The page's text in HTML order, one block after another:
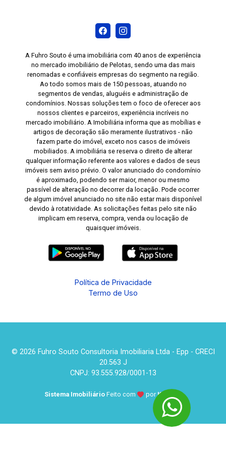
A Fuhro Souto é uma imobiliária com 40 anos de experiência
no mercado imobiliário de Pelotas, sendo uma das mais
renomadas e confiáveis empresas do segmento na região.
Ao todo somos mais de 150 pessoas, atuando no
segmentos de vendas, aluguéis e administração de
condomínios. Nossas soluções tem o foco de oferecer aos
nossos clientes e parceiros, experiência incríveis no
mercado imobiliário. A Imobiliária informa que as mobílias e
artigos de decoração são meramente ilustrativos - não
fazem parte do imóvel, exceto nos casos de imóveis
mobiliados. A imobiliária se reserva o direito de alterar
qualquer informação referente aos valores e dados de seus
imóveis sem aviso prévio. O valor anunciado do condomínio
é aproximado, podendo ser maior, menor ou mesmo
passível de alteração no decorrer da locação. Pode ocorrer
de algum imóvel anunciado no site não estar mais disponível
devido à rotatividade. As solicitações feitas pelo site não
implicam em reserva, compra, venda ou locação de
quaisquer imóveis.
Política de Privacidade
Termo de Uso
© 2026 Fuhro Souto Consultoria Imobiliaria Ltda - Epp - CRECI
20.563 J
CNPJ: 93.555.928/0001-13
Sistema Imobiliário Feito com porKUROLE